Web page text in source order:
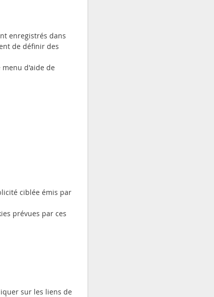
enregistrés dans
de définir des
menu d'aide de
ciblée émis par
prévues par ces
sur les liens de